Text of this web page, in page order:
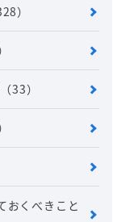
）
（33）
おくべきこと